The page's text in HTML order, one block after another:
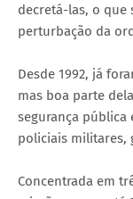
decretá-las, o que
perturbação da
Desde 1992, já
mas boa parte
segurança pública
policiais militares,
Concentrada em